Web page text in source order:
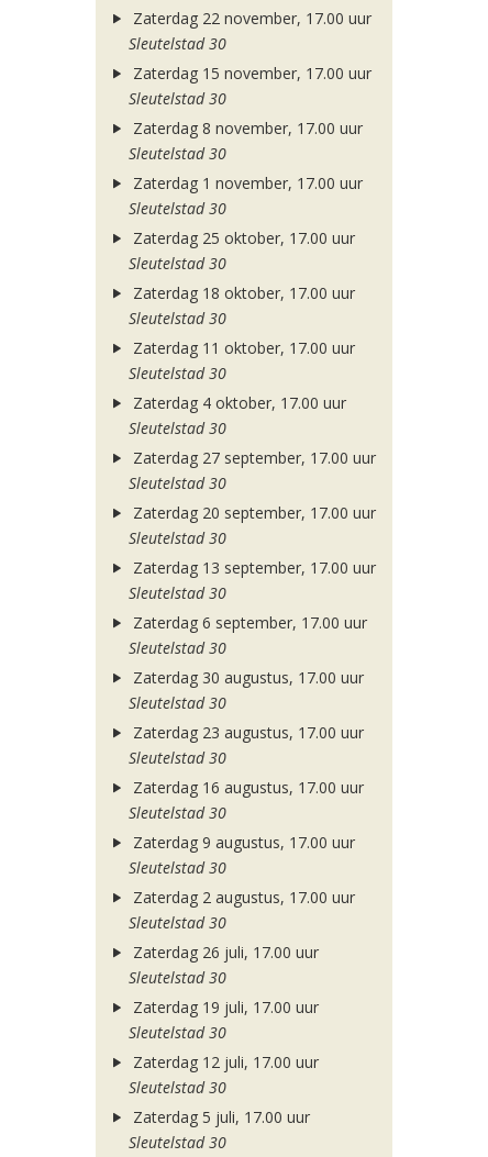
Zaterdag 22 november, 17.00 uur
Sleutelstad 30
Zaterdag 15 november, 17.00 uur
Sleutelstad 30
Zaterdag 8 november, 17.00 uur
Sleutelstad 30
Zaterdag 1 november, 17.00 uur
Sleutelstad 30
Zaterdag 25 oktober, 17.00 uur
Sleutelstad 30
Zaterdag 18 oktober, 17.00 uur
Sleutelstad 30
Zaterdag 11 oktober, 17.00 uur
Sleutelstad 30
Zaterdag 4 oktober, 17.00 uur
Sleutelstad 30
Zaterdag 27 september, 17.00 uur
Sleutelstad 30
Zaterdag 20 september, 17.00 uur
Sleutelstad 30
Zaterdag 13 september, 17.00 uur
Sleutelstad 30
Zaterdag 6 september, 17.00 uur
Sleutelstad 30
Zaterdag 30 augustus, 17.00 uur
Sleutelstad 30
Zaterdag 23 augustus, 17.00 uur
Sleutelstad 30
Zaterdag 16 augustus, 17.00 uur
Sleutelstad 30
Zaterdag 9 augustus, 17.00 uur
Sleutelstad 30
Zaterdag 2 augustus, 17.00 uur
Sleutelstad 30
Zaterdag 26 juli, 17.00 uur
Sleutelstad 30
Zaterdag 19 juli, 17.00 uur
Sleutelstad 30
Zaterdag 12 juli, 17.00 uur
Sleutelstad 30
Zaterdag 5 juli, 17.00 uur
Sleutelstad 30